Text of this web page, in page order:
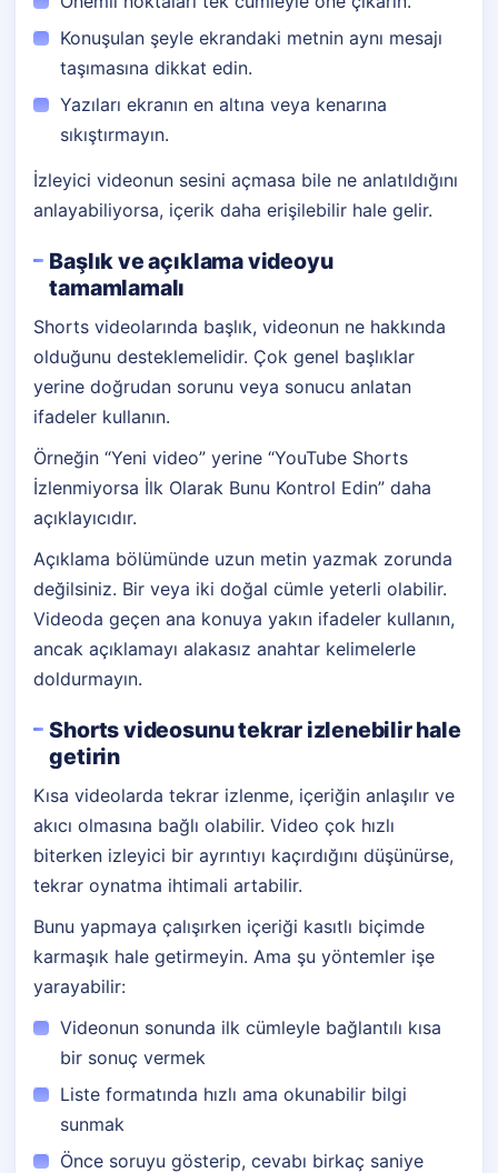
Konuşulan şeyle ekrandaki metnin aynı mesajı
taşımasına dikkat edin.
Yazıları ekranın en altına veya kenarına
sıkıştırmayın.
İzleyici videonun sesini açmasa bile ne anlatıldığını
anlayabiliyorsa, içerik daha erişilebilir hale gelir.
Başlık ve açıklama videoyu
tamamlamalı
Shorts videolarında başlık, videonun ne hakkında
olduğunu desteklemelidir. Çok genel başlıklar
yerine doğrudan sorunu veya sonucu anlatan
ifadeler kullanın.
Örneğin “Yeni video” yerine “YouTube Shorts
İzlenmiyorsa İlk Olarak Bunu Kontrol Edin” daha
açıklayıcıdır.
Açıklama bölümünde uzun metin yazmak zorunda
değilsiniz. Bir veya iki doğal cümle yeterli olabilir.
Videoda geçen ana konuya yakın ifadeler kullanın,
ancak açıklamayı alakasız anahtar kelimelerle
doldurmayın.
Shorts videosunu tekrar izlenebilir hale
getirin
Kısa videolarda tekrar izlenme, içeriğin anlaşılır ve
akıcı olmasına bağlı olabilir. Video çok hızlı
biterken izleyici bir ayrıntıyı kaçırdığını düşünürse,
tekrar oynatma ihtimali artabilir.
Bunu yapmaya çalışırken içeriği kasıtlı biçimde
karmaşık hale getirmeyin. Ama şu yöntemler işe
yarayabilir:
Videonun sonunda ilk cümleyle bağlantılı kısa
bir sonuç vermek
Liste formatında hızlı ama okunabilir bilgi
sunmak
Önce soruyu gösterip, cevabı birkaç saniye